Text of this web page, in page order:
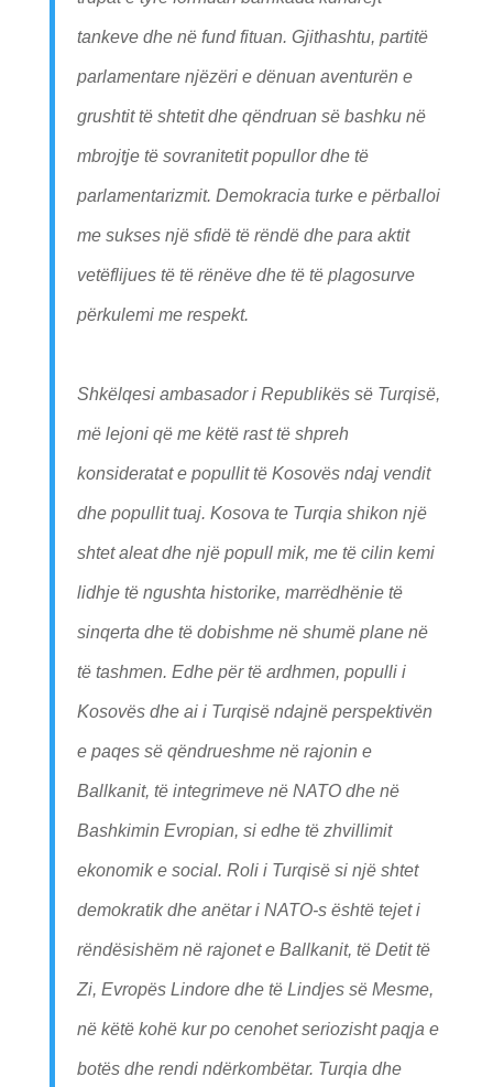
tankeve dhe në fund fituan. Gjithashtu, partitë
parlamentare njëzëri e dënuan aventurën e
grushtit të shtetit dhe qëndruan së bashku në
mbrojtje të sovranitetit popullor dhe të
parlamentarizmit. Demokracia turke e përballoi
me sukses një sfidë të rëndë dhe para aktit
vetëflijues të të rënëve dhe të të plagosurve
përkulemi me respekt.
Shkëlqesi ambasador i Republikës së Turqisë,
më lejoni që me këtë rast të shpreh
konsideratat e popullit të Kosovës ndaj vendit
dhe popullit tuaj. Kosova te Turqia shikon një
shtet aleat dhe një popull mik, me të cilin kemi
lidhje të ngushta historike, marrëdhënie të
sinqerta dhe të dobishme në shumë plane në
të tashmen. Edhe për të ardhmen, populli i
Kosovës dhe ai i Turqisë ndajnë perspektivën
e paqes së qëndrueshme në rajonin e
Ballkanit, të integrimeve në NATO dhe në
Bashkimin Evropian, si edhe të zhvillimit
ekonomik e social. Roli i Turqisë si një shtet
demokratik dhe anëtar i NATO-s është tejet i
rëndësishëm në rajonet e Ballkanit, të Detit të
Zi, Evropës Lindore dhe të Lindjes së Mesme,
në këtë kohë kur po cenohet seriozisht paqja e
botës dhe rendi ndërkombëtar. Turqia dhe